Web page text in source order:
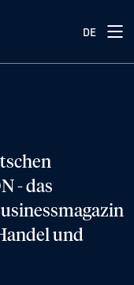
DE
- das
und